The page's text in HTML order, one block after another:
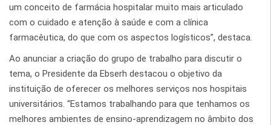
um conceito de farmácia hospitalar muito mais articulado
com o cuidado e atenção à saúde e com a clínica
farmacêutica, do que com os aspectos logísticos”, destaca.
Ao anunciar a criação do grupo de trabalho para discutir o
tema, o Presidente da Ebserh destacou o objetivo da
instituição de oferecer os melhores serviços nos hospitais
universitários. “Estamos trabalhando para que tenhamos os
melhores ambientes de ensino-aprendizagem no âmbito dos